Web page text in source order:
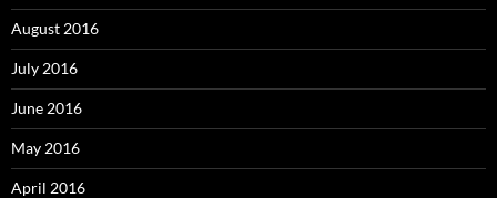
August 2016
July 2016
June 2016
May 2016
April 2016